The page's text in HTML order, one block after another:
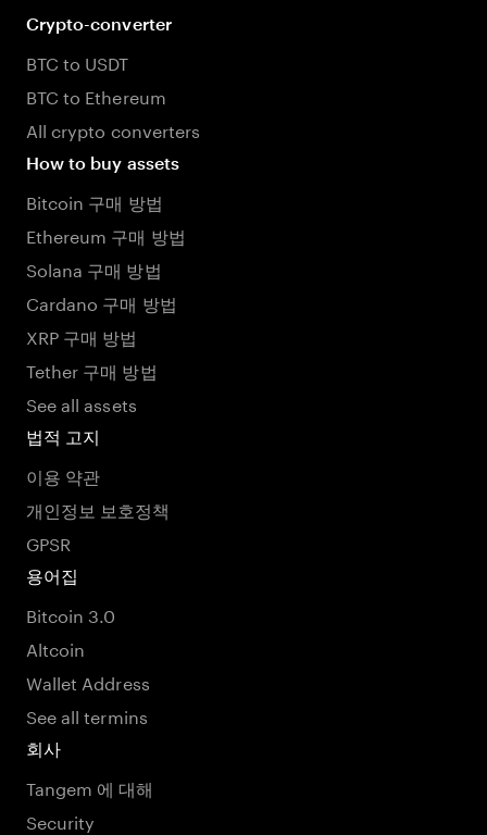
Crypto-converter
BTC to USDT
BTC to Ethereum
All crypto converters
How to buy assets
Bitcoin 구매 방법
Ethereum 구매 방법
Solana 구매 방법
Cardano 구매 방법
XRP 구매 방법
Tether 구매 방법
See all assets
법적 고지
이용 약관
개인정보 보호정책
GPSR
용어집
Bitcoin 3.0
Altcoin
Wallet Address
See all termins
회사
Tangem 에 대해
Security